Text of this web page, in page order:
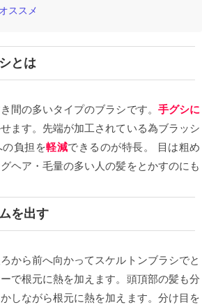
ススメ
とは
間の多いタイプのブラシです。 手グシに
ます。先端が加工されている為ブラッシ
の負担を軽減できるのが特長。
目は粗め
ヘア・毛量の多い人の髪をとかすのにも
を出す
から前へ向かってスケルトンブラシでと
で根元に熱を加えます。頭頂部の髪も分
しながら根元に熱を加えます。分け目を